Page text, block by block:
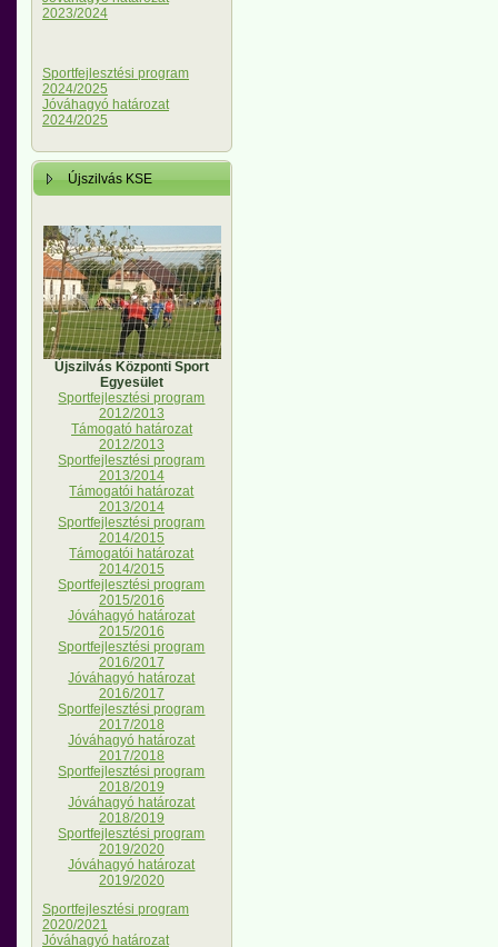
2023/2024
Sportfejlesztési program
2024/2025
Jóváhagyó határozat
2024/2025
Újszilvás KSE
Újszilvás Központi Sport
Egyesület
Sportfejlesztési program
2012/2013
Támogató határozat
2012/2013
Sportfejlesztési program
2013/2014
Támogatói határozat
2013/2014
Sportfejlesztési program
2014/2015
Támogatói határozat
2014/2015
Sportfejlesztési program
2015/2016
Jóváhagyó határozat
2015/2016
Sportfejlesztési program
2016/2017
Jóváhagyó határozat
2016/2017
Sportfejlesztési program
2017/2018
Jóváhagyó határozat
2017/2018
Sportfejlesztési program
2018/2019
Jóváhagyó határozat
2018/2019
Sportfejlesztési program
2019/2020
Jóváhagyó határozat
2019/2020
Sportfejlesztési program
2020/2021
Jóváhagyó határozat